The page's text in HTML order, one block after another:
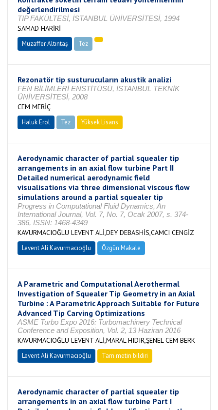
değerlendirilmesi
TIP FAKÜLTESİ, İSTANBUL ÜNİVERSİTESİ, 1994
SAMAD HARİRİ
Muzaffer Altıntaş Tez
Rezonatör tip susturucuların akustik analizi
FEN BİLİMLERİ ENSTİTÜSÜ, İSTANBUL TEKNİK
ÜNİVERSİTESİ, 2008
CEM MERİÇ
Haluk Erol Tez Yüksek Lisans
Aerodynamic character of partial squealer tip
arrangements in an axial flow turbine Part II
Detailed numerical aerodynamic field
visualisations via three dimensional viscous flow
simulations around a partial squealer tip
Progress in Computational Fluid Dynamics, An
International Journal, Vol. 7, No. 7, Ocak 2007, s. 374-
386, ISSN: 1468-4349
KAVURMACIOĞLU LEVENT ALİ,DEY DEBASHİS,CAMCI CENGİZ
Levent Ali Kavurmacıoğlu Özgün Makale
A Parametric and Computational Aerothermal
Investigation of Squealer Tip Geometry in an Axial
Turbine : A Parametric Approach Suitable for Future
Advanced Tip Carving Optimizations
ASME Turbo Expo 2016: Turbomachinery Technical
Conference and Exposition, Vol. 2, 13 Haziran 2016
KAVURMACIOĞLU LEVENT ALİ,MARAL HIDIR,ŞENEL CEM BERK
Levent Ali Kavurmacıoğlu Tam metin bildiri
Aerodynamic character of partial squealer tip
arrangements in an axial flow turbine Part I